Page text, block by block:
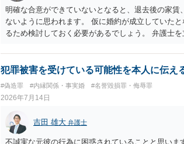
明確な合意ができていないとなると、退去後の家
ないように思われます。 仮に婚約が成立していた
るため検討しておく必要があるでしょう。 弁護士
犯罪被害を受けている可能性を本人に伝え
#偽造罪 #内縁関係・事実婚 #名誉毀損罪・侮辱罪
2026年7月14日
吉田 雄大 弁護士
不誠実な元彼の行為に困惑されていることと思い